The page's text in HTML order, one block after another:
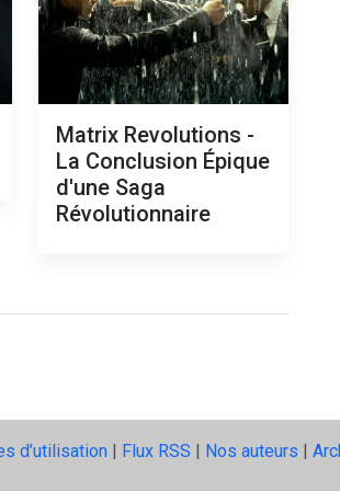
Matrix Revolutions -
La Conclusion Épique
d'une Saga
Révolutionnaire
d’utilisation| Flux RSS | Nos auteurs |